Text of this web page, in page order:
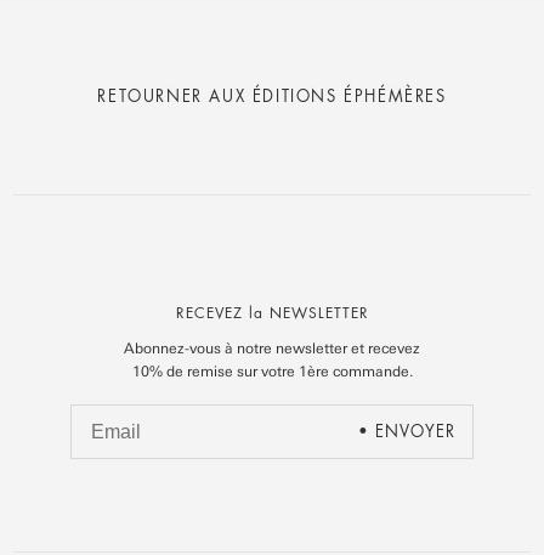
RETOURNER AUX ÉDITIONS ÉPHÉMÈRES
RECEVEZ la NEWSLETTER
Abonnez-vous à notre newsletter et recevez
10% de remise sur votre 1ère commande.